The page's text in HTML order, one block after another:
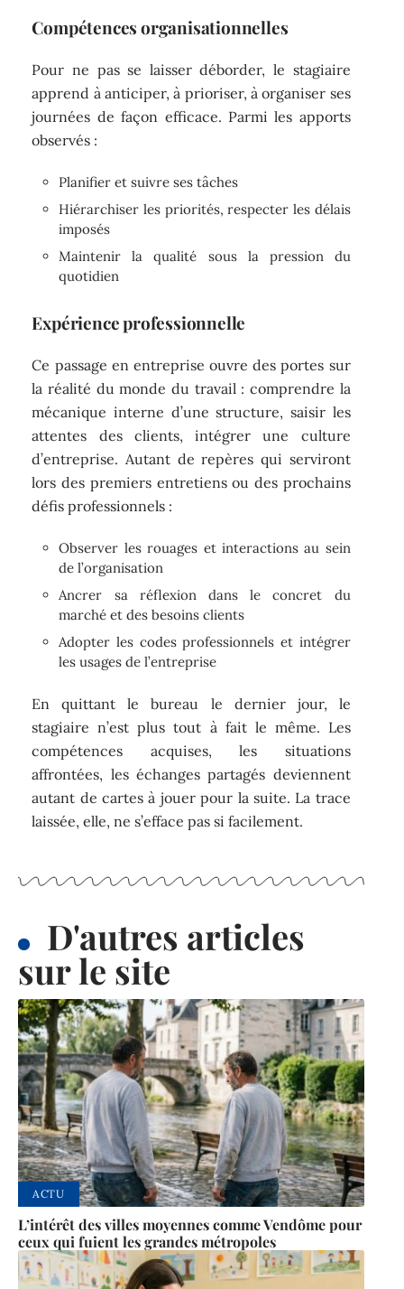
Compétences organisationnelles
Pour ne pas se laisser déborder, le stagiaire
apprend à anticiper, à prioriser, à organiser ses
journées de façon efficace. Parmi les apports
observés :
Planifier et suivre ses tâches
Hiérarchiser les priorités, respecter les délais
imposés
Maintenir la qualité sous la pression du
quotidien
Expérience professionnelle
Ce passage en entreprise ouvre des portes sur
la réalité du monde du travail : comprendre la
mécanique interne d’une structure, saisir les
attentes des clients, intégrer une culture
d’entreprise. Autant de repères qui serviront
lors des premiers entretiens ou des prochains
défis professionnels :
Observer les rouages et interactions au sein
de l’organisation
Ancrer sa réflexion dans le concret du
marché et des besoins clients
Adopter les codes professionnels et intégrer
les usages de l’entreprise
En quittant le bureau le dernier jour, le
stagiaire n’est plus tout à fait le même. Les
compétences acquises, les situations
affrontées, les échanges partagés deviennent
autant de cartes à jouer pour la suite. La trace
laissée, elle, ne s’efface pas si facilement.
D'autres articles
sur le site
ACTU
L’intérêt des villes moyennes comme Vendôme pour
ceux qui fuient les grandes métropoles